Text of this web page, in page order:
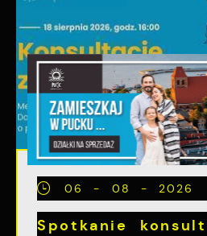
06 - 08 - 2026
Spotkanie